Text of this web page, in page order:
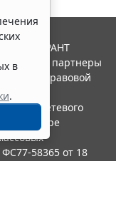
в
.
ГАРАНТ
и ее партнеры
правовой
сетевого
в сфере
58365 от 18